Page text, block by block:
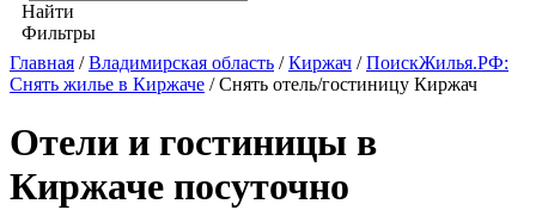
Найти
Фильтры
Главная /Владимирская область /Киржач /ПоискЖилья.РФ:
Снять жилье в Киржаче / Снять отель/гостиницу Киржач
Отели и гостиницы в
Киржаче посуточно